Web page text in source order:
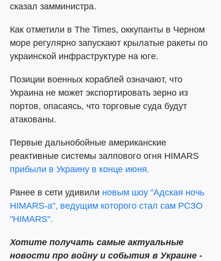
сказал замминистра.
Как отметили в The Times, оккупанты в Черном
море регулярно запускают крылатые ракеты по
украинской инфраструктуре на юге.
Позиции военных кораблей означают, что
Украина не может экспортировать зерно из
портов, опасаясь, что торговые суда будут
атакованы.
Первые дальнобойные американские
реактивные системы залпового огня HIMARS
прибыли в Украину в конце июня.
Ранее в сети удивили новым шоу "Адская ночь
HIMARS-а", ведущим которого стал сам РСЗО
"HIMARS".
Хотите получать самые актуальные
новости про войну и события в Украине -